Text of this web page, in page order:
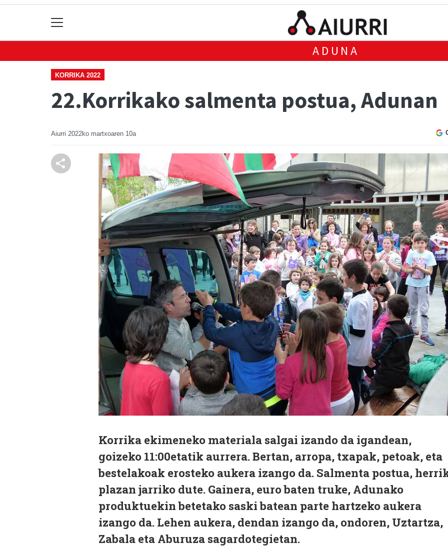
ADUNA
KORRIKA 2022
22.Korrikako salmenta postua, Adunan
Aiurri 2022ko martxoaren 10a
Korrika ekimeneko materiala salgai izando da igandean,
goizeko 11:00etatik aurrera. Bertan, arropa, txapak, petoak, eta
bestelakoak erosteko aukera izango da. Salmenta postua,
plazan jarriko dute. Gainera, euro baten truke, Adunako
produktuekin betetako saski batean parte hartzeko aukera
izango da. Lehen aukera, dendan izango da, ondoren, Uztartza,
Zabala eta Aburuza sagardotegietan.